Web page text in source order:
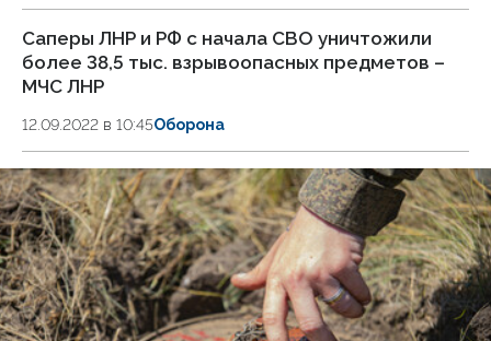
Саперы ЛНР и РФ с начала СВО уничтожили
более 38,5 тыс. взрывоопасных предметов –
МЧС ЛНР
12.09.2022 в 10:45Оборона